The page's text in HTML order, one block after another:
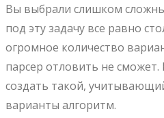
Вы выбрали слишком
под эту задачу все равно
огромное количество
парсер отловить не
создать такой,
варианты алгоритм.